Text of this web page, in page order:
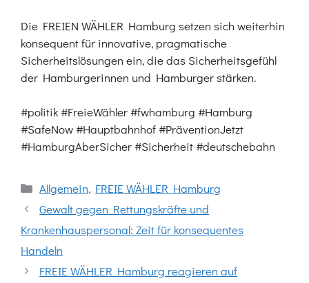
Die FREIEN WÄHLER Hamburg setzen sich weiterhin
konsequent für innovative, pragmatische
Sicherheitslösungen ein, die das Sicherheitsgefühl
der Hamburgerinnen und Hamburger stärken.
#politik #FreieWähler #fwhamburg #Hamburg
#SafeNow #Hauptbahnhof #PräventionJetzt
#HamburgAberSicher #Sicherheit #deutschebahn
Kategorien
Allgemein, FREIE WÄHLER Hamburg
Gewalt gegen Rettungskräfte und
Krankenhauspersonal: Zeit für konsequentes
Handeln
FREIE WÄHLER Hamburg reagieren auf